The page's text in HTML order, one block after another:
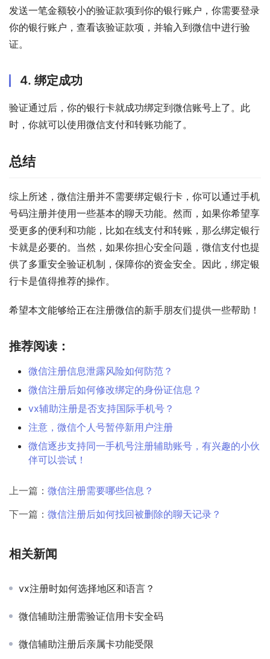
发送一笔金额较小的验证款项到你的银行账户，你需要登录
你的银行账户，查看该验证款项，并输入到微信中进行验
证。
4. 绑定成功
验证通过后，你的银行卡就成功绑定到微信账号上了。此
时，你就可以使用微信支付和转账功能了。
总结
综上所述，微信注册并不需要绑定银行卡，你可以通过手机
号码注册并使用一些基本的聊天功能。然而，如果你希望享
受更多的便利和功能，比如在线支付和转账，那么绑定银行
卡就是必要的。当然，如果你担心安全问题，微信支付也提
供了多重安全验证机制，保障你的资金安全。因此，绑定银
行卡是值得推荐的操作。
希望本文能够给正在注册微信的新手朋友们提供一些帮助！
推荐阅读：
微信注册信息泄露风险如何防范？
微信注册后如何修改绑定的身份证信息？
vx辅助注册是否支持国际手机号？
注意，微信个人号暂停新用户注册
微信逐步支持同一手机号注册辅助账号，有兴趣的小伙
伴可以尝试！
上一篇： 微信注册需要哪些信息？
下一篇： 微信注册后如何找回被删除的聊天记录？
相关新闻
vx注册时如何选择地区和语言？
微信辅助注册需验证信用卡安全码
微信辅助注册后亲属卡功能受限